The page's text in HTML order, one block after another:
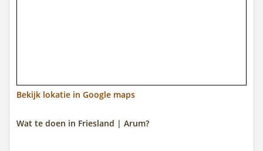
Bekijk lokatie in Google maps
Wat te doen in Friesland | Arum?